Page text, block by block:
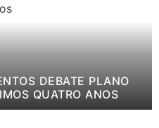
DEBATE PLANO
QUATRO ANOS